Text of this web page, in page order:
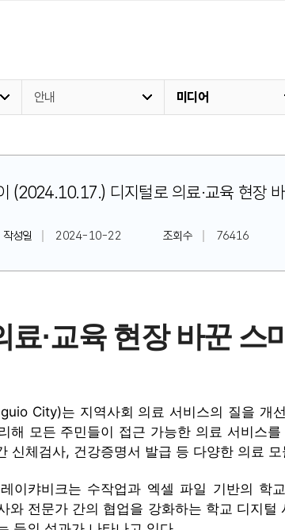
안내 미디어
(2024.10.17.) 디지털로 의료·교육 현장
작성일 2024-10-22 조회수 76416
료·교육 현장 바꾼 스
City)는 지역사회 의료 서비스의 질을 개
해 모든 주민들이 접근 가능한 의료 서비스
신체검사, 건강증명서 발급 등 다양한 의료
이캬비크는 수작업과 엑셀 파일 기반의 학
와 전문가 간의 협업을 강화하는 학교 디지